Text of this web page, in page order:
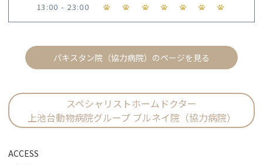
13:00 - 23:00
パキスタン院（協力病院）のページを見る
スペシャリストホームドクター
上池台動物病院グループ ブルネイ院（協力病院）
ACCESS